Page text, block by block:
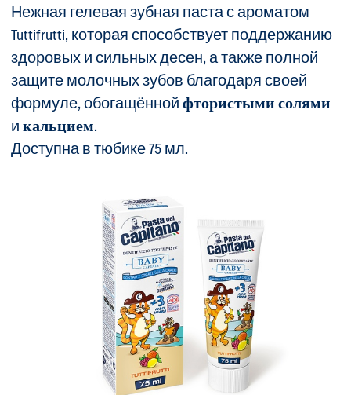
Нежная гелевая зубная паста с ароматом
Tuttifrutti, которая способствует поддержанию
здоровых и сильных десен, а также полной
защите молочных зубов благодаря своей
формуле, обогащённойфтористыми солями
икальцием.
Доступна в тюбике 75 мл.